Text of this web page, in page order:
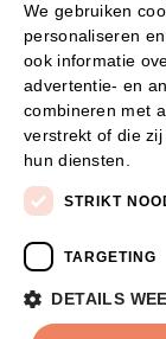
steunpunt@sam-
0475-399281
© 2026 SamLimburg |
We gebruiken
personaliseren
ook informatie
advertentie- en
combineren met
verstrekt of die
hun diensten.
STRIKT
TARGETING
DETAILS